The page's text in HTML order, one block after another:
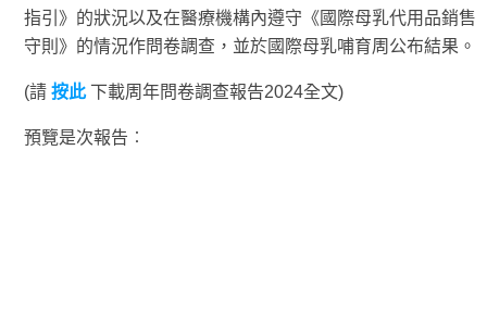
指引》的狀況以及在醫療機構內遵守《國際母乳代用品銷售
守則》的情況作問卷調查，並於國際母乳哺育周公布結果。
(請 按此 下載周年問卷調查報告2024全文)
預覽是次報告︰